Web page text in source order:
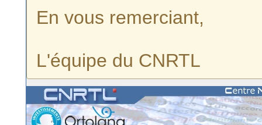
En vous remerciant,
L'équipe du CNRTL